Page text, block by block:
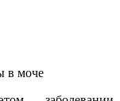
в моче